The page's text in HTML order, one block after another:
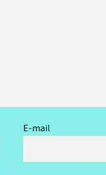
E-mail